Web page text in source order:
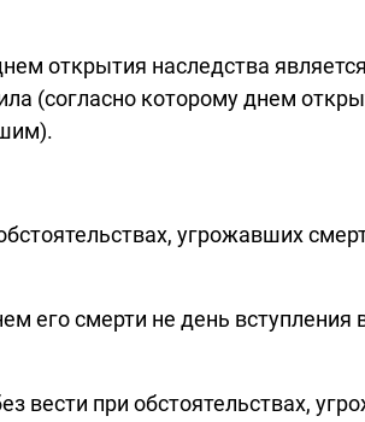
открытия наследства
(согласно которому днем
угрожавших
его смерти не день вступления
вести при обстоятельствах,